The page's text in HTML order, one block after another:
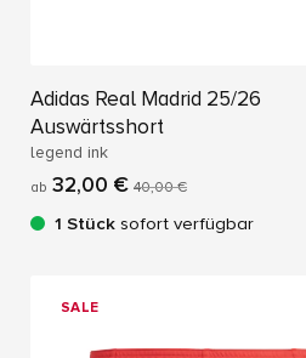
Adidas Real Madrid 25/26
Auswärtsshort
legend ink
ab 32,00 € 40,00 €
1 Stück sofort verfügbar
SALE